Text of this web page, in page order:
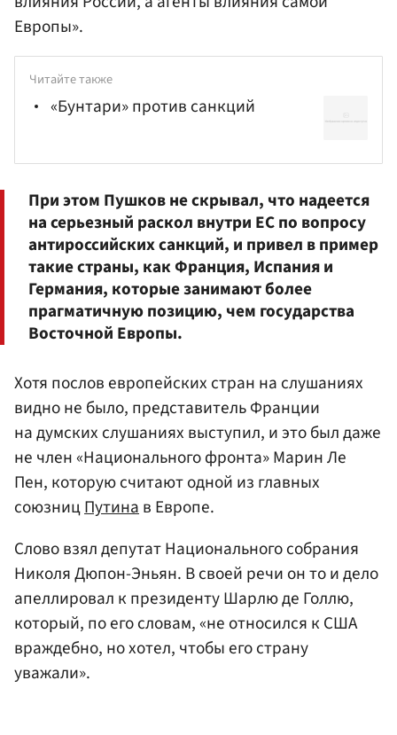
Европы».
Читайте также
«Бунтари» против санкций
При этом Пушков не скрывал, что надеется
на серьезный раскол внутри ЕС по вопросу
антироссийских санкций, и привел в пример
такие страны, как Франция, Испания и
Германия, которые занимают более
прагматичную позицию, чем государства
Восточной Европы.
Хотя послов европейских стран на слушаниях
видно не было, представитель Франции
на думских слушаниях выступил, и это был даже
не член «Национального фронта» Марин Ле
Пен, которую считают одной из главных
союзницПутина в Европе.
Слово взял депутат Национального собрания
Николя Дюпон-Эньян. В своей речи он то и дело
апеллировал к президенту Шарлю де Голлю,
который, по его словам, «не относился к США
враждебно, но хотел, чтобы его страну
уважали».